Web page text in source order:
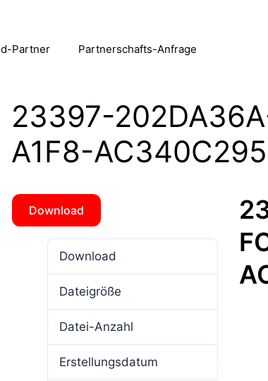
Partner Partnerschafts-Anfrage
23397-
A1F8-
Download
Download
Dateigröße
Datei-Anzahl
Erstellungsdatum 13. März 2026